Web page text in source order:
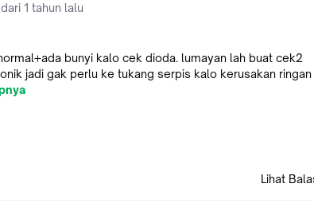
1 tahun lalu
bunyi kalo cek dioda. lumayan lah buat cek2
jadi gak perlu ke tukang serpis kalo kerusakan ringan
Lihat